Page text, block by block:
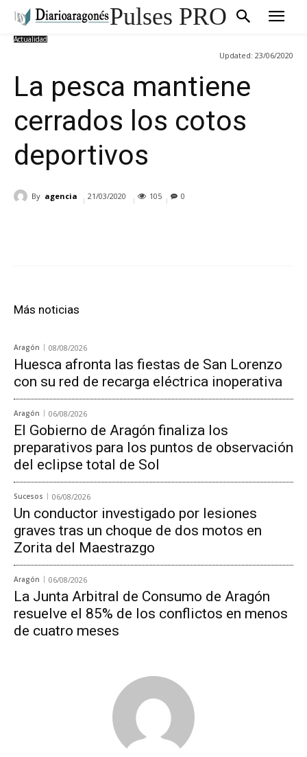
Pulses PRO
Actualidad
Updated: 23/06/2020
La pesca mantiene
cerrados los cotos
deportivos
By agencia 21/03/2020 105 0
Más noticias
Aragón 08/08/2026
Huesca afronta las fiestas de San Lorenzo
con su red de recarga eléctrica inoperativa
Aragón 06/08/2026
El Gobierno de Aragón finaliza los
preparativos para los puntos de observación
del eclipse total de Sol
Sucesos 06/08/2026
Un conductor investigado por lesiones
graves tras un choque de dos motos en
Zorita del Maestrazgo
Aragón 06/08/2026
La Junta Arbitral de Consumo de Aragón
resuelve el 85% de los conflictos en menos
de cuatro meses